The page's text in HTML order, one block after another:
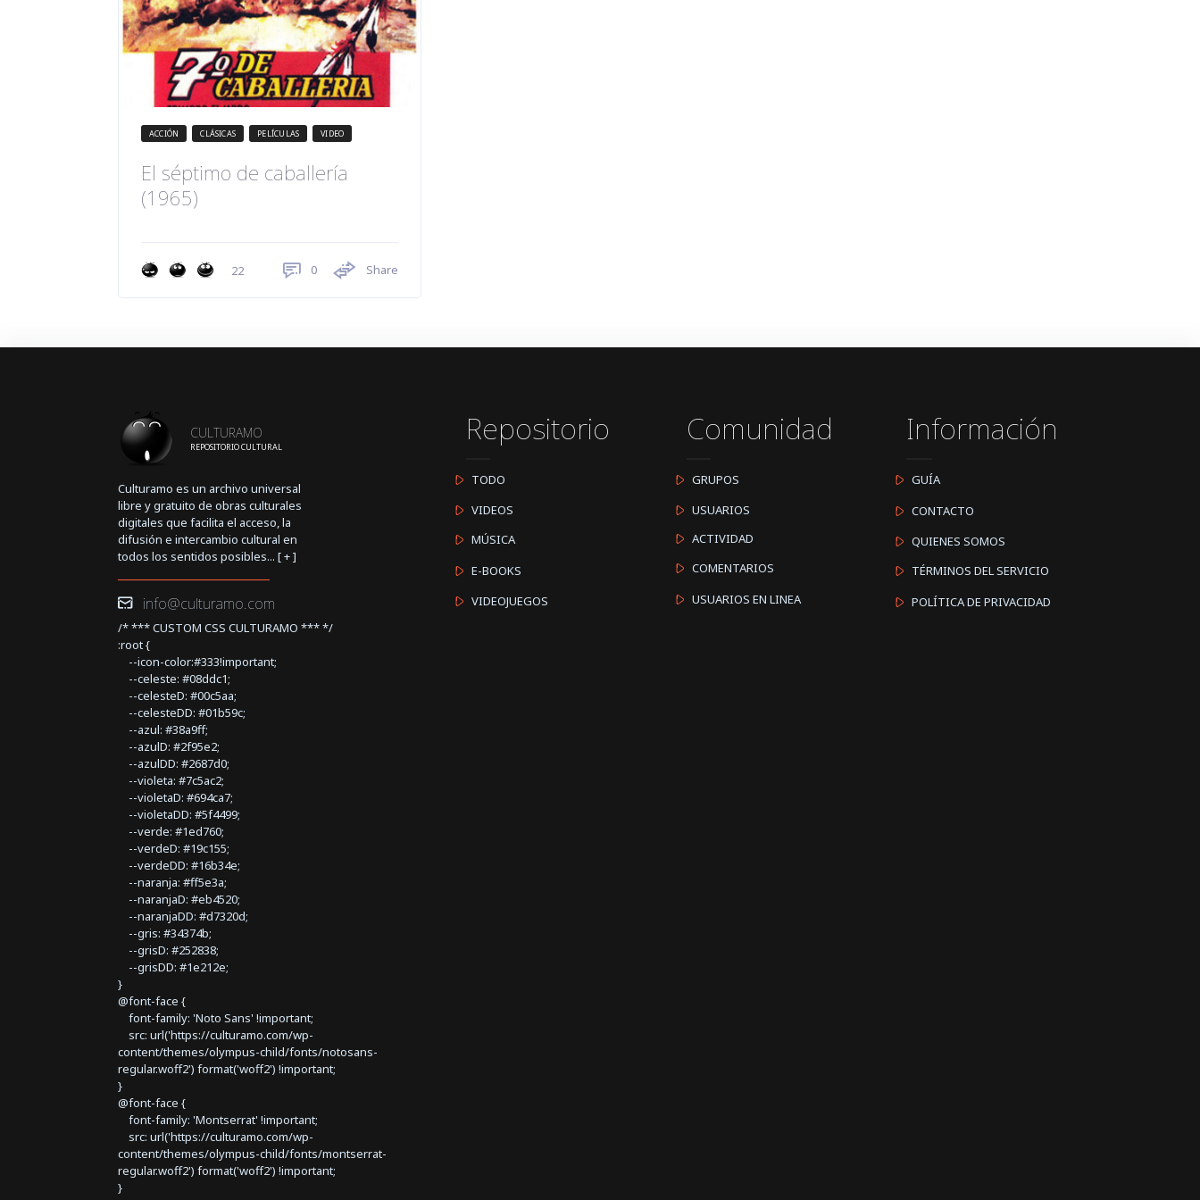
ACCIÓN CLÁSICAS PELÍCULAS VIDEO
El séptimo de caballería
(1965)
22 0 Share
CULTURAMO
REPOSITORIO CULTURAL
Culturamo es un archivo universal
libre y gratuito de obras culturales
digitales que facilita el acceso, la
difusión e intercambio cultural en
todos los sentidos posibles... [+]
info@culturamo.com
/* *** CUSTOM CSS CULTURAMO *** */
:root {
--icon-color:#333!important;
--celeste: #08ddc1;
--celesteD: #00c5aa;
--celesteDD: #01b59c;
--azul: #38a9ff;
--azulD: #2f95e2;
--azulDD: #2687d0;
--violeta: #7c5ac2;
--violetaD: #694ca7;
--violetaDD: #5f4499;
--verde: #1ed760;
--verdeD: #19c155;
--verdeDD: #16b34e;
--naranja: #ff5e3a;
--naranjaD: #eb4520;
--naranjaDD: #d7320d;
--gris: #34374b;
--grisD: #252838;
--grisDD: #1e212e;
}
@font-face {
font-family: 'Noto Sans' !important;
src: url('https://culturamo.com/wp-
content/themes/olympus-child/fonts/notosans-
regular.woff2') format('woff2') !important;
}
@font-face {
font-family: 'Montserrat' !important;
src: url('https://culturamo.com/wp-
content/themes/olympus-child/fonts/montserrat-
regular.woff2') format('woff2') !important;
}
Repositorio
TODO
VIDEOS
MÚSICA
E-BOOKS
VIDEOJUEGOS
Comunidad
GRUPOS
USUARIOS
ACTIVIDAD
COMENTARIOS
USUARIOS EN LINEA
Información
GUÍA
CONTACTO
QUIENES SOMOS
TÉRMINOS DEL SERVICIO
POLÍTICA DE PRIVACIDAD